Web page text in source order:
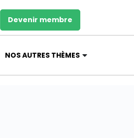
Devenir membre
NOS AUTRES THÈMES